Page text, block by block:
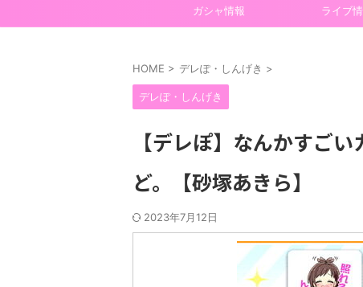
ガシャ情報 ライブ
HOME > デレぽ・しんげき >
デレぽ・しんげき
【デレぽ】なんかすご
ど。【砂塚あきら】
2023年7月12日